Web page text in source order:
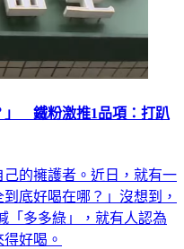
」 鐵粉激推1品項：打趴
的擁護者。近日，就有一
底好喝在哪？」沒想到，
「多多綠」，就有人認為
好喝。